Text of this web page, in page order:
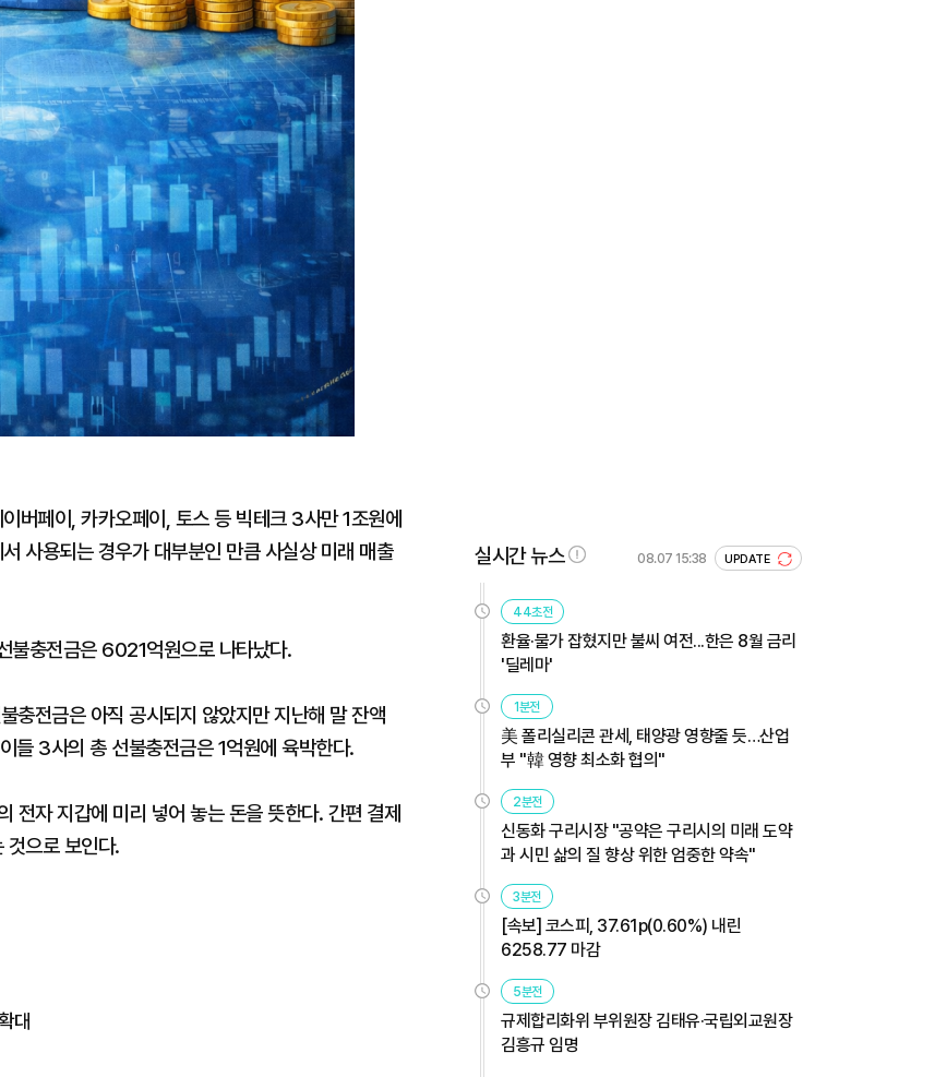
버페이, 카카오페이, 토스 등 빅테크 3사만 1조원에
사용되는 경우가 대부분인 만큼 사실상 미래 매출
불충전금은 6021억원으로 나타났다.
전금은 아직 공시되지 않았지만 지난해 말 잔액
들 3사의 총 선불충전금은 1억원에 육박한다.
전자 지갑에 미리 넣어 놓는 돈을 뜻한다. 간편 결제
것으로 보인다.
대
실시간 뉴스 08.07 15:38 UPDATE
44초전
환율·물가 잡혔지만 불씨 여전...한은 8월 금리
'딜레마'
1분전
美 폴리실리콘 관세, 태양광 영향줄 듯…산업
부 "韓 영향 최소화 협의"
2분전
신동화 구리시장 "공약은 구리시의 미래 도약
과 시민 삶의 질 향상 위한 엄중한 약속"
3분전
[속보] 코스피, 37.61p(0.60%) 내린
6258.77 마감
5분전
규제합리화위 부위원장 김태유·국립외교원장
김흥규 임명